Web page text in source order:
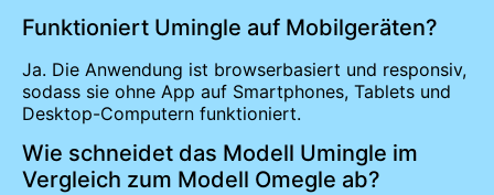
Funktioniert Umingle auf Mobilgeräten?
Ja. Die Anwendung ist browserbasiert und responsiv,
sodass sie ohne App auf Smartphones, Tablets und
Desktop-Computern funktioniert.
Wie schneidet das Modell Umingle im
Vergleich zum Modell Omegle ab?